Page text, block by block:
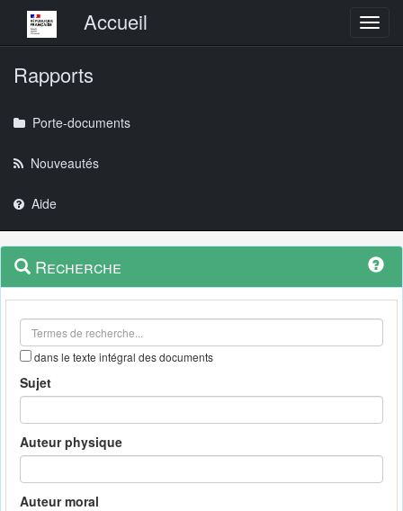
Menu principalAccueil
Rapports
Porte-documents
Nouveautés
Aide
Navigation
outils
Menu
contextuel
Recherche
dans le texte intégral des documents
Sujet
Auteur physique
Auteur moral